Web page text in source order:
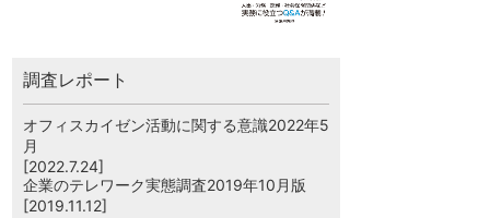
調査レポート
オフィスカイゼン活動に関する意識2022年5
月
[2022.7.24]
企業のテレワーク実態調査2019年10月版
[2019.11.12]